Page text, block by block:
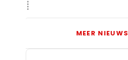
MEER NIEUWS